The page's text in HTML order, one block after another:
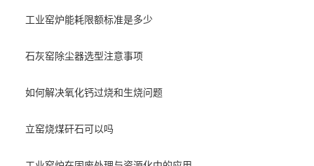
工业窑炉能耗限额标准是多少
石灰窑除尘器选型注意事项
如何解决氧化钙过烧和生烧问题
立窑烧煤矸石可以吗